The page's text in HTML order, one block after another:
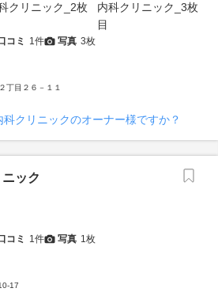
コミ 1件 写真 3枚
丁目２６－１１
クリニックのオーナー様ですか？
ック
コミ 1件 写真 1枚
17